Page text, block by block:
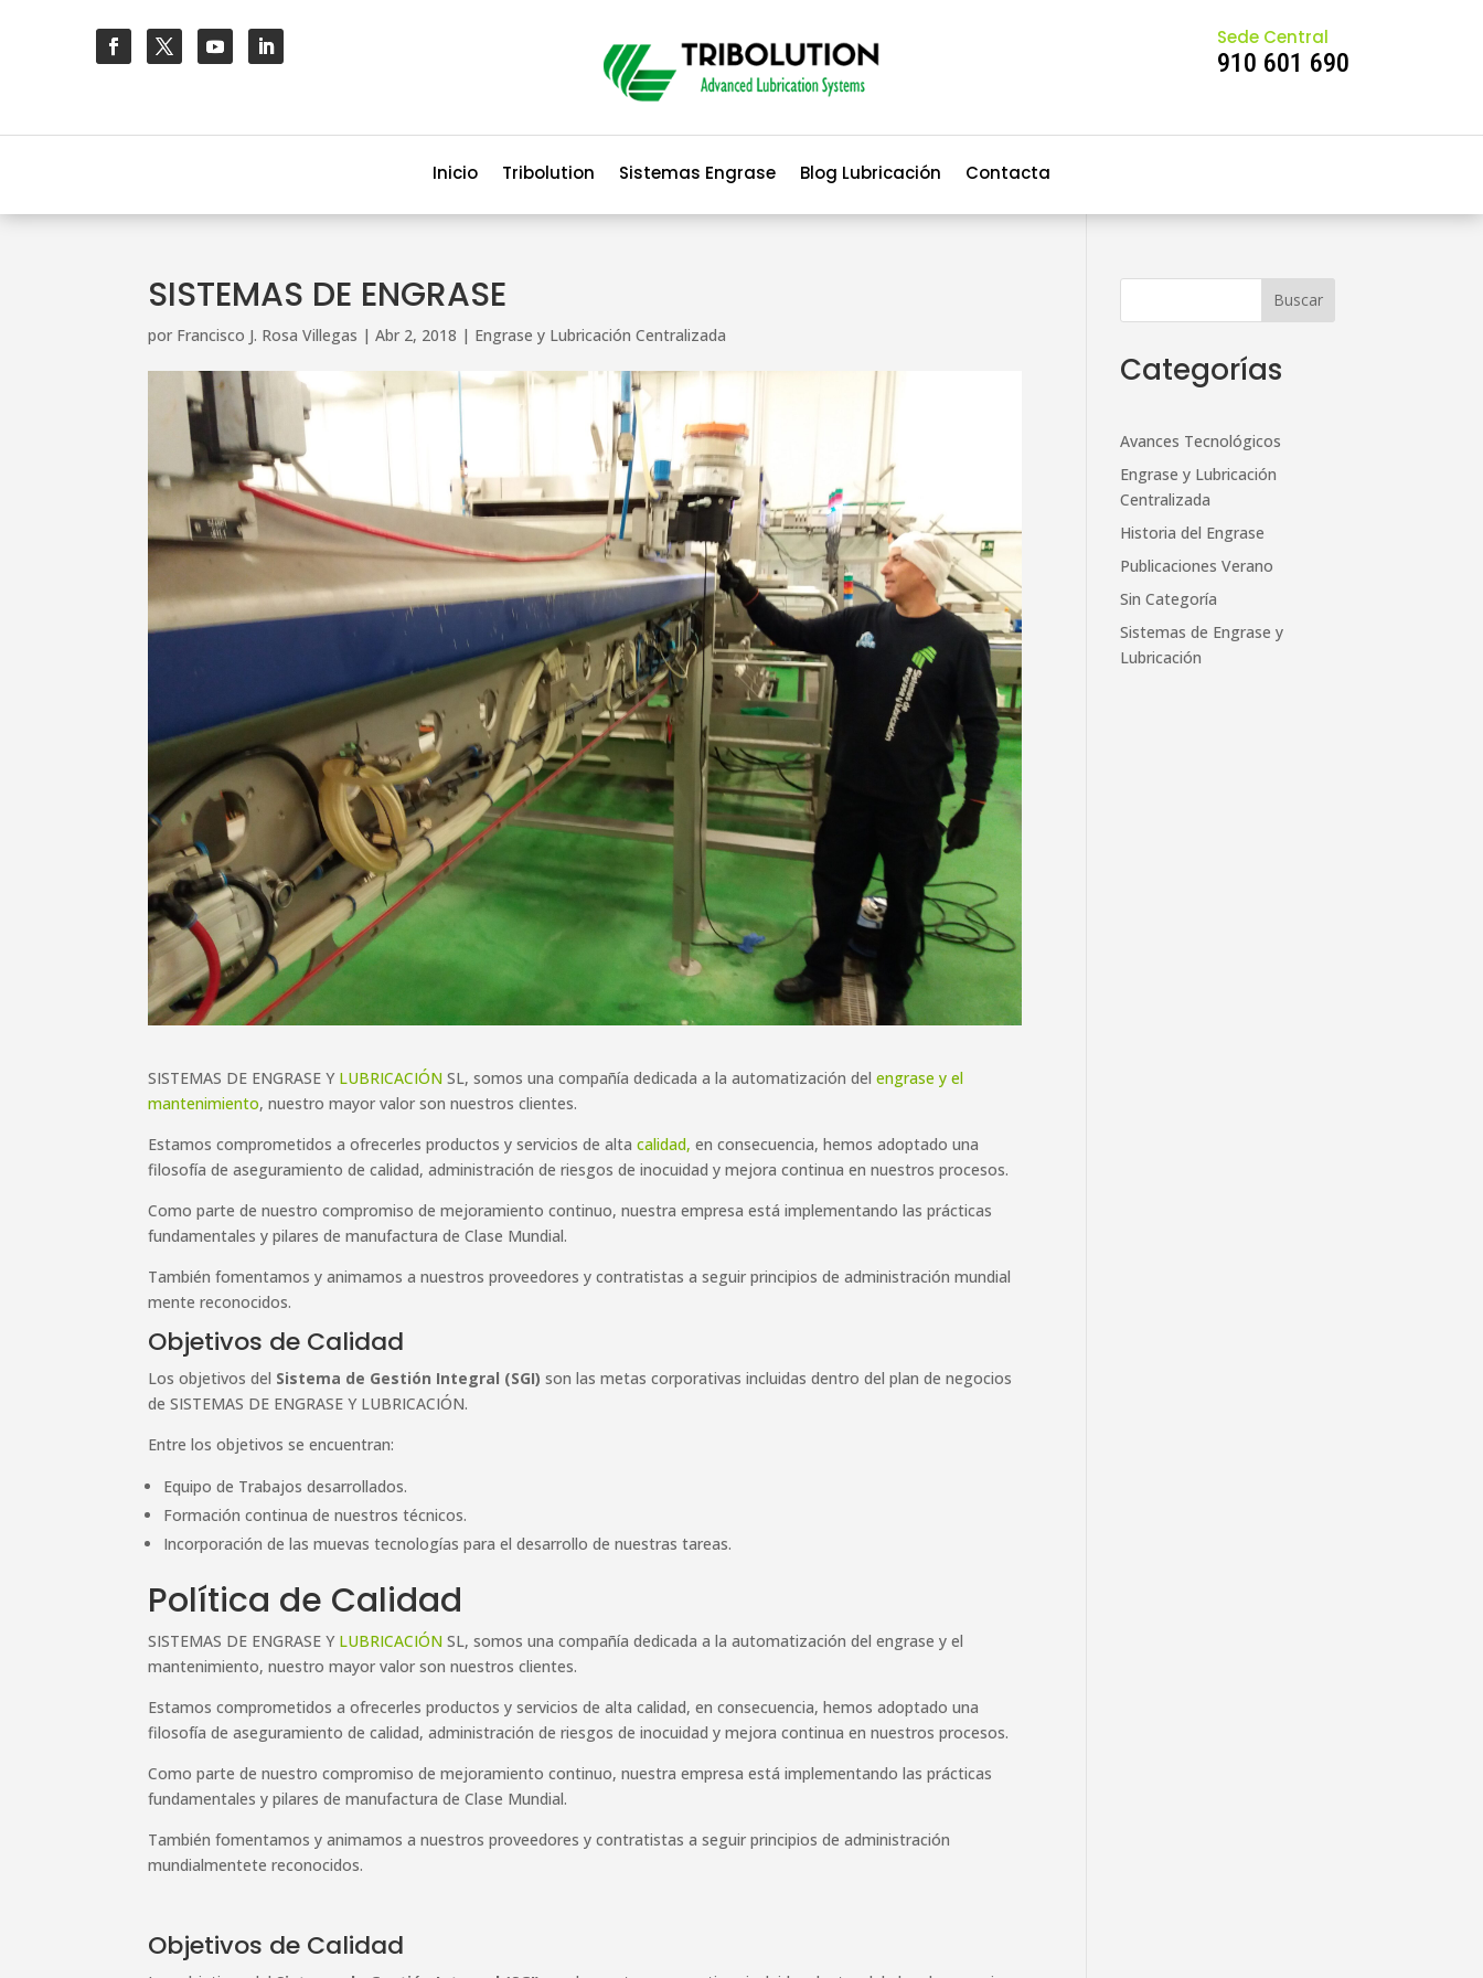
Sede Central
910 601 690
Inicio Tribolution Sistemas Engrase Blog Lubricación Contacta
SISTEMAS DE ENGRASE
por Francisco J. Rosa Villegas |Abr 2, 2018 | Engrase y Lubricación Centralizada
SISTEMAS DE ENGRASE Y LUBRICACIÓN SL, somos una compañía dedicada a la automatización delengrase y el
mantenimiento, nuestro mayor valor son nuestros clientes.
Estamos comprometidos a ofrecerles productos y servicios de altacalidad, en consecuencia, hemos adoptado una
filosofía de aseguramiento de calidad, administración de riesgos de inocuidad y mejora continua en nuestros procesos.
Como parte de nuestro compromiso de mejoramiento continuo, nuestra empresa está implementando las prácticas
fundamentales y pilares de manufactura de Clase Mundial.
También fomentamos y animamos a nuestros proveedores y contratistas a seguir principios de administración mundial
mente reconocidos.
Objetivos de Calidad
Los objetivos del Sistema de Gestión Integral (SGI) son las metas corporativas incluidas dentro del plan de negocios
de SISTEMAS DE ENGRASE Y LUBRICACIÓN.
Entre los objetivos se encuentran:
Equipo de Trabajos desarrollados.
Formación continua de nuestros técnicos.
Incorporación de las muevas tecnologías para el desarrollo de nuestras tareas.
Política de Calidad
SISTEMAS DE ENGRASE YLUBRICACIÓN SL, somos una compañía dedicada a la automatización del engrase y el
mantenimiento, nuestro mayor valor son nuestros clientes.
Estamos comprometidos a ofrecerles productos y servicios de alta calidad, en consecuencia, hemos adoptado una
filosofía de aseguramiento de calidad, administración de riesgos de inocuidad y mejora continua en nuestros procesos.
Como parte de nuestro compromiso de mejoramiento continuo, nuestra empresa está implementando las prácticas
fundamentales y pilares de manufactura de Clase Mundial.
También fomentamos y animamos a nuestros proveedores y contratistas a seguir principios de administración
mundialmentete reconocidos.
Objetivos de Calidad
Categorías
Avances Tecnológicos
Engrase y Lubricación
Centralizada
Historia del Engrase
Publicaciones Verano
Sin Categoría
Sistemas de Engrase y
Lubricación